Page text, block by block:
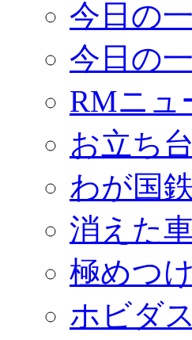
今日の
今日の
RMニュ
お立ち
わが国
消えた
極めつ
ホビダ